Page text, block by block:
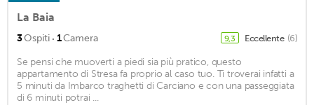
La Baia
3Ospiti · 1Camera 9,3 Eccellente (6)
Se pensi che muoverti a piedi sia più pratico, questo
appartamento di Stresa fa proprio al caso tuo. Ti troverai infatti a
5 minuti da Imbarco traghetti di Carciano e con una passeggiata
di 6 minuti potrai ...